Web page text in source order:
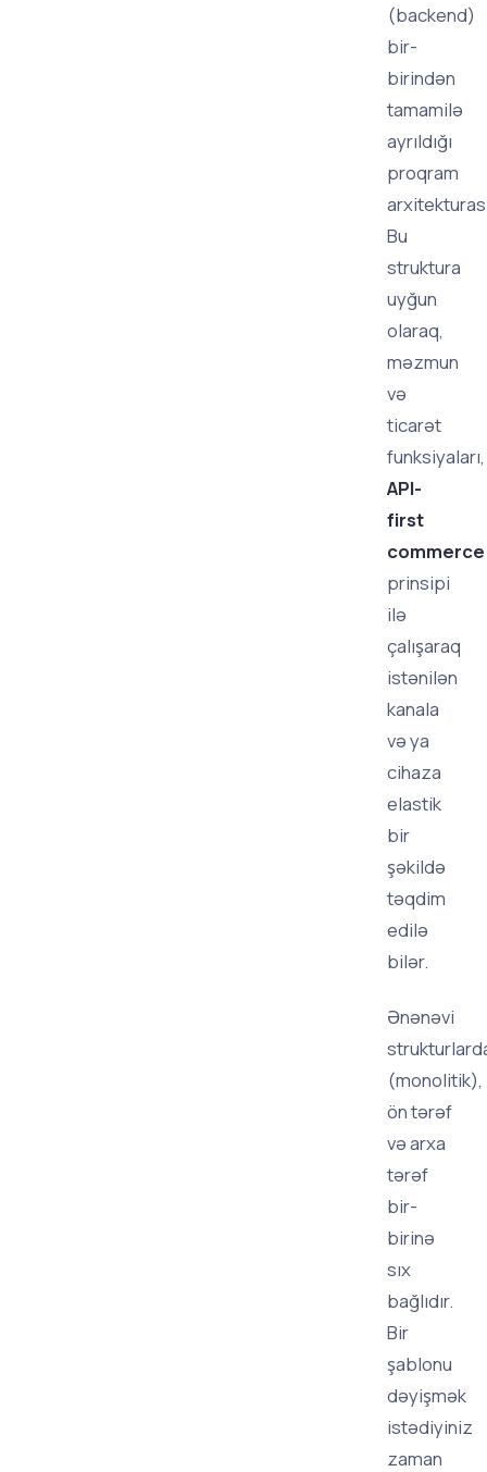
(backend)
bir-
birindən
tamamilə
ayrıldığı
proqram
Bu
struktura
uyğun
olaraq,
məzmun
və
ticarət
funksiyaları,
API-
first
commerce
prinsipi
ilə
çalışaraq
istənilən
kanala
və ya
cihaza
elastik
bir
şəkildə
təqdim
edilə
bilər.
Ənənəvi
(monolitik),
ön tərəf
və arxa
tərəf
bir-
birinə
sıx
bağlıdır.
Bir
şablonu
dəyişmək
istədiyiniz
zaman